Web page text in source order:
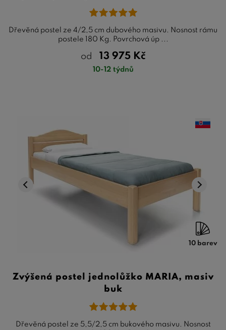
Dřevěná postel ze 4/2,5 cm dubového masivu. Nosnost rámu
postele 180 Kg. Povrchová úp ...
od 13 975 Kč
10-12 týdnů
10 barev
Zvýšená postel jednolůžko MARIA, masiv
buk
Dřevěná postel ze 5,5/2,5 cm bukového masivu. Nosnost